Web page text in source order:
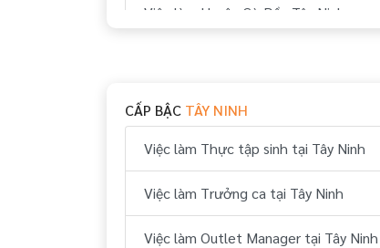
Việc làm Huyện Gò Dầu Tây Ninh
Việc làm Huyện Trảng Bàng Tây Ninh
CẤP BẬC TÂY NINH
Việc làm Thực tập sinh tại Tây Ninh
Việc làm Trưởng ca tại Tây Ninh
Việc làm Outlet Manager tại Tây Ninh